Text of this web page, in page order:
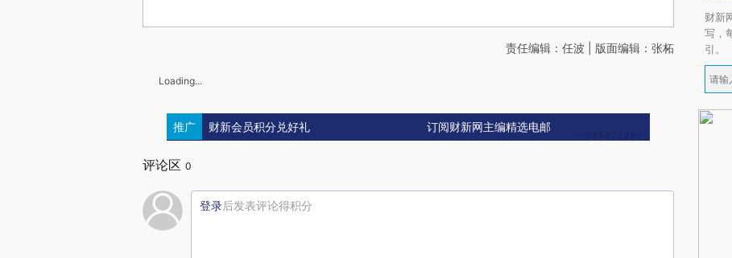
责任编辑：任波 | 版面编辑：张柘
Loading...
推广 财新会员积分兑好礼 订阅财新网主编精选电邮
评论区 0
登录后发表评论得积分
财新
写，
引。